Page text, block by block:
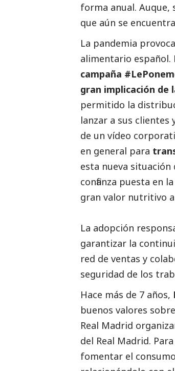
forma anual. Auque,
que aún se
La pandemia
alimentario español.
campaña
gran implicación de
permitido la
lanzar a sus clientes
de un vídeo
en general para
esta nueva
confianza puesta en
gran valor nutritivo a
La adopción
garantizar la
red de ventas y
seguridad de los
Hace más de 7 años,
buenos valores
Real Madrid
del Real Madrid. Para
fomentar el